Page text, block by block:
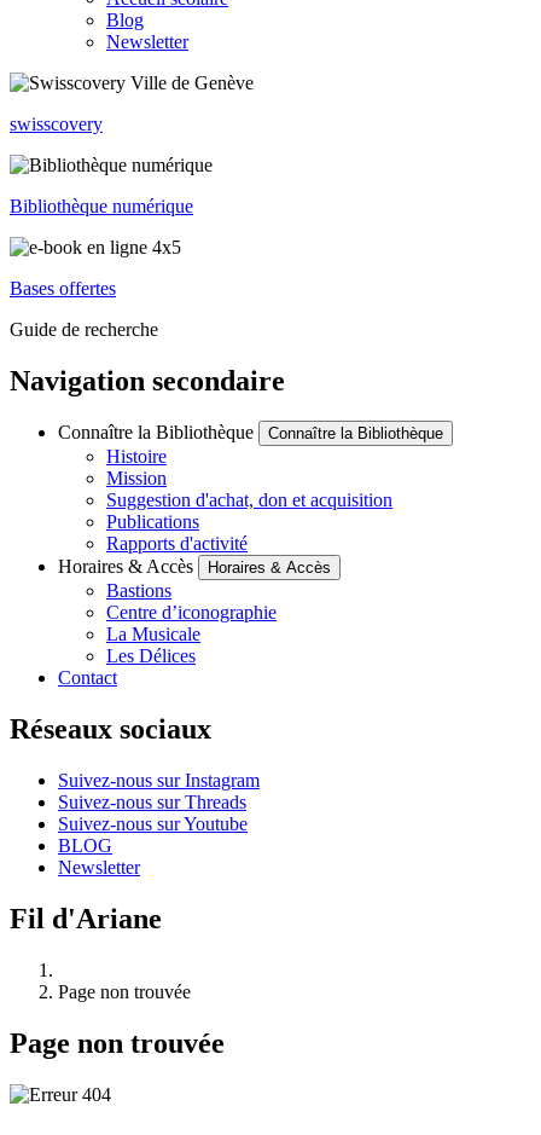
Blog
Newsletter
swisscovery
Bibliothèque numérique
Bases offertes
Guide de recherche
Navigation secondaire
Connaître la Bibliothèque Connaître la Bibliothèque
Histoire
Mission
Suggestion d'achat, don et acquisition
Publications
Rapports d'activité
Horaires & Accès
Horaires & Accès
Bastions
Centre d’iconographie
La Musicale
Les Délices
Contact
Réseaux sociaux
Suivez-nous sur Instagram
Suivez-nous sur Threads
Suivez-nous sur Youtube
BLOG
Newsletter
Fil d'Ariane
Page non trouvée
Page non trouvée